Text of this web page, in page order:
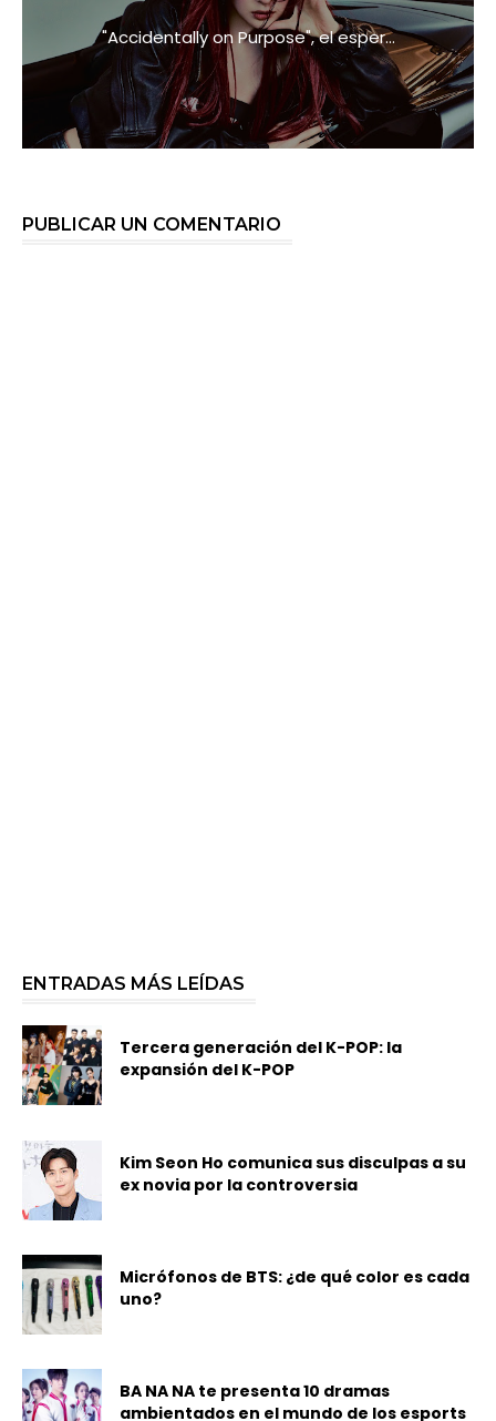
"Accidentally on Purpose", el esper...
PUBLICAR UN COMENTARIO
ENTRADAS MÁS LEÍDAS
Tercera generación del K-POP: la
expansión del K-POP
Kim Seon Ho comunica sus disculpas a su
ex novia por la controversia
Micrófonos de BTS: ¿de qué color es cada
uno?
BA NA NA te presenta 10 dramas
ambientados en el mundo de los esports